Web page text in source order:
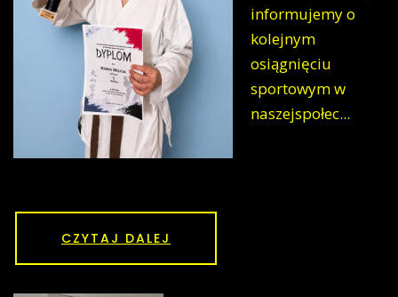
informujemy o
kolejnym
osiągnięciu
sportowym w
naszejspołec...
CZYTAJ DALEJ